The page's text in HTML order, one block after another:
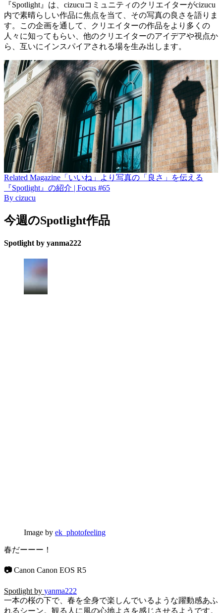
『Spotlight』は、cizucuコミュニティのクリエイターがcizucu
内で素晴らしい作品に焦点を当て、その写真の良さを語りま
す。この企画を通して、クリエイターの作品をより多くの
人々に知ってもらい、他のクリエイターのアイデアや視点か
ら、互いにインスパイアされる場を生み出します。
Related Magazine 「いいね」より写真の「良さ」を伝える
『Spotlight』の紹介 | Focus #65
By cizucu
今週のSpotlight作品
Spotlight by yanma222
Image by ek_photofeeling
春だーーー！
📷 Canon Canon EOS R5
Spotlight by yanma222
一本の桜の下で、春を全身で楽しんでいるような躍動感あふ
れるシーン。観る人に風の心地よさを感じさせるようです。